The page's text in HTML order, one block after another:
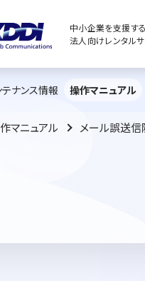
中小企業を支援する
法人向けレンタル
テナンス情報 操作マニュアル
マニュアル メール誤送信